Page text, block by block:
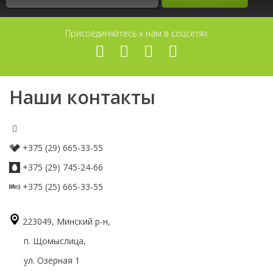
Присоединяйтесь к нам в соцсетях
Наши контакты
+375 (29) 665-33-55
+375 (29) 745-24-66
+375 (25) 665-33-55
223049, Минский р-н,
п. Щомыслица,
ул. Озёрная 1